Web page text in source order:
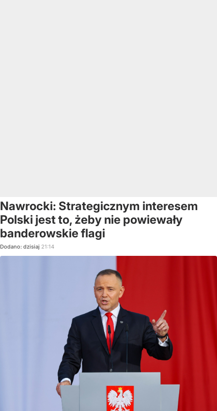
Nawrocki: Strategicznym interesem
Polski jest to, żeby nie powiewały
banderowskie flagi
Dodano: dzisiaj 21:14